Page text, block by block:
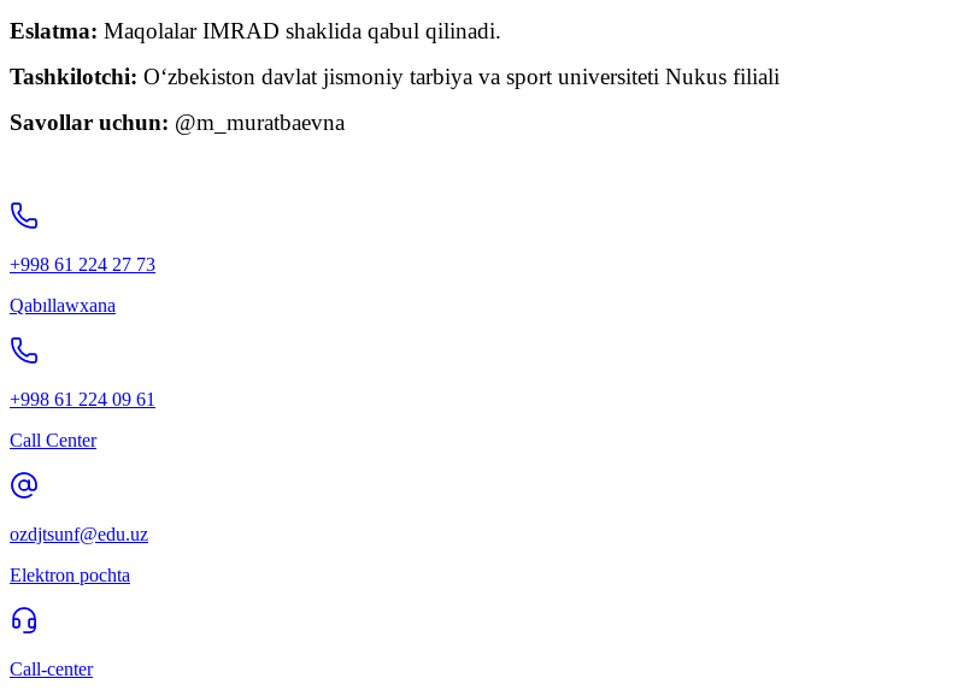
Eslatma: Maqolalar IMRAD shaklida qabul qilinadi.
Tashkilotchi: O‘zbekiston davlat jismoniy tarbiya va sport universiteti Nukus filiali
Savollar uchun: @m_muratbaevna
+998 61 224 27 73
Qabıllawxana
+998 61 224 09 61
Call Center
ozdjtsunf@edu.uz
Elektron pochta
Call-center